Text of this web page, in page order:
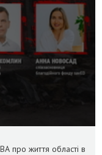
про життя області в